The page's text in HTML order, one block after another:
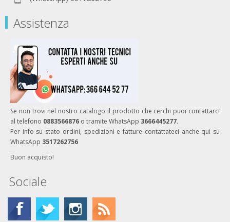
Assistenza
Se non trovi nel nostro catalogo il prodotto che cerchi puoi contattarci
al telefono 0883566876 o tramite WhatsApp 3666445277.
Per info su stato ordini, spedizioni e fatture contattateci anche qui su
WhatsApp 3517262756
Buon acquisto!
Sociale